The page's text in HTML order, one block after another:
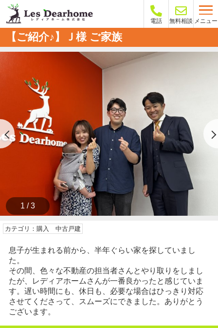
電話 無料相談 メニュー
【ご紹介♪】Ｊ様 ご家族
1 / 3
カテゴリ：購入 中古戸建
息子が生まれる前から、半年ぐらい家を探していまし
た。
その間、色々な不動産の担当者さんとやり取りをしまし
たが、レディアホームさんが一番良かったと感じていま
す。遅い時間にも、休日も、必要な場合はひっきり対応
させてくださって、スムーズにできました。ありがとう
ございます。